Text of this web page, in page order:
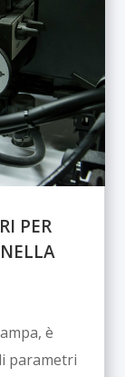
PER
è
parametri